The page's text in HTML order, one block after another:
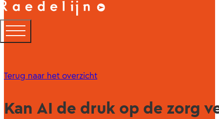
Terug naar het overzicht
Kan AI de druk op de zorg